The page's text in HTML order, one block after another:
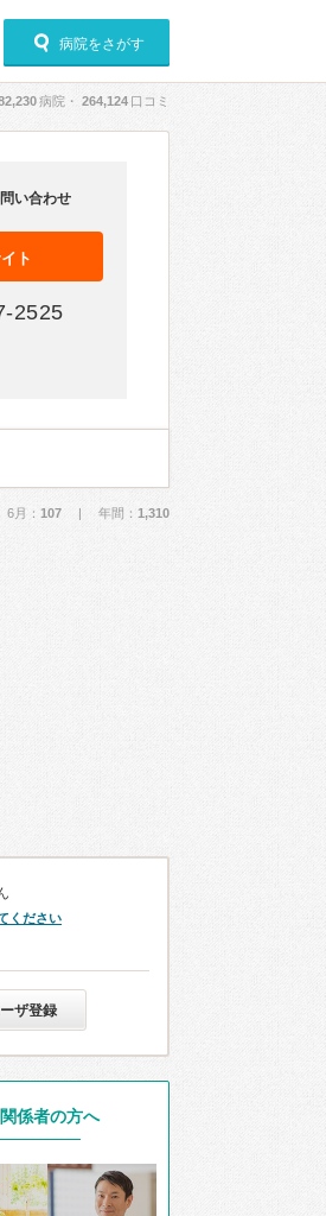
病院をさがす
病院・ 264,124 口コミ
い合わせ
ト
2525
： 107 | 年間： 1,310
ください
ザ登録
係者の方へ